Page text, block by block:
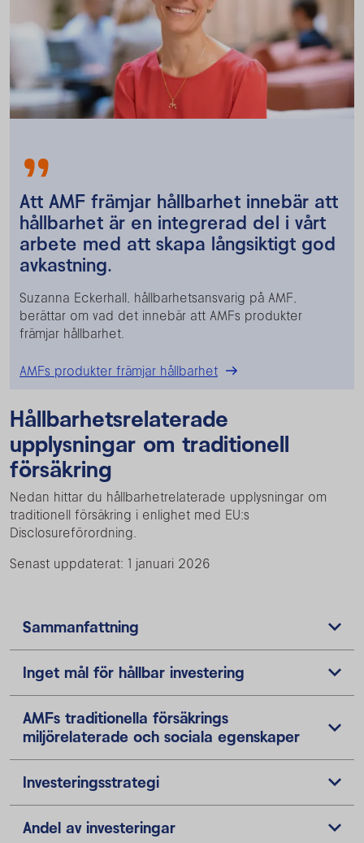
Att AMF främjar hållbarhet innebär att
hållbarhet är en integrerad del i vårt
arbete med att skapa långsiktigt god
avkastning.
Suzanna Eckerhall, hållbarhetsansvarig på AMF,
berättar om vad det innebär att AMFs produkter
främjar hållbarhet.
AMFs produkter främjar hållbarhet
Hållbarhetsrelaterade
upplysningar om traditionell
försäkring
Nedan hittar du hållbarhetrelaterade upplysningar om
traditionell försäkring i enlighet med EU:s
Disclosureförordning.
Senast uppdaterat: 1 januari 2026
Sammanfattning
Inget mål för hållbar investering
AMFs traditionella försäkrings
miljörelaterade och sociala egenskaper
Investeringsstrategi
Andel av investeringar